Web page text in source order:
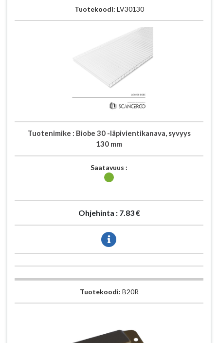
Tuotekoodi: LV30130
Tuotenimike : Biobe 30 -läpivientikanava, syvyys
130 mm
Saatavuus :
Ohjehinta : 7.83 €
Tuotekoodi: B20R